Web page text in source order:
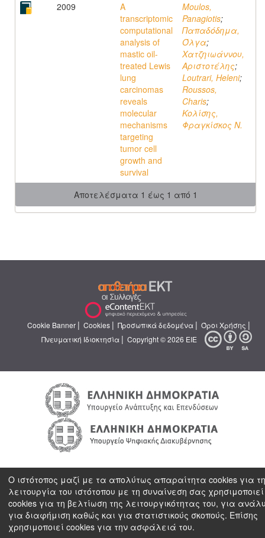
2009
A
transcriptomic
computational
analysis of
mastic oil-
treated Lewis
lung
carcinomas
reveals
molecular
mechanisms
targeting
tumor cell
growth and
survival
Moulos,
Panagiotis;
Παπαδόδημα,
Όλγα;
Χατζηιωάννου,
Αριστοτέλης;
Loutrari, Heleni;
Roussos,
Charis;
Κολίσης,
Φραγκίσκος Ν.
Αποτελέσματα 1 έως 1 από 1
Cookie Banner | Cookies | Προσωπικά δεδομένα | Όροι Χρήσης |
Πνευματική Ιδιοκτησία | Copyright © 2026 ΕΙΕ
Ο ιστότοπος μαζί με τα απολύτως απαραίτητα cookies για
λειτουργία του ιστότοπου με τη συναίνεση σας χρησιμοποιεί
cookies για τη βελτίωση της λειτουργικότητας του, για
για διαφήμιση καθώς και για στατιστικούς σκοπούς. Επίσης
χρησιμοποιεί cookies για την ασφάλειά του.